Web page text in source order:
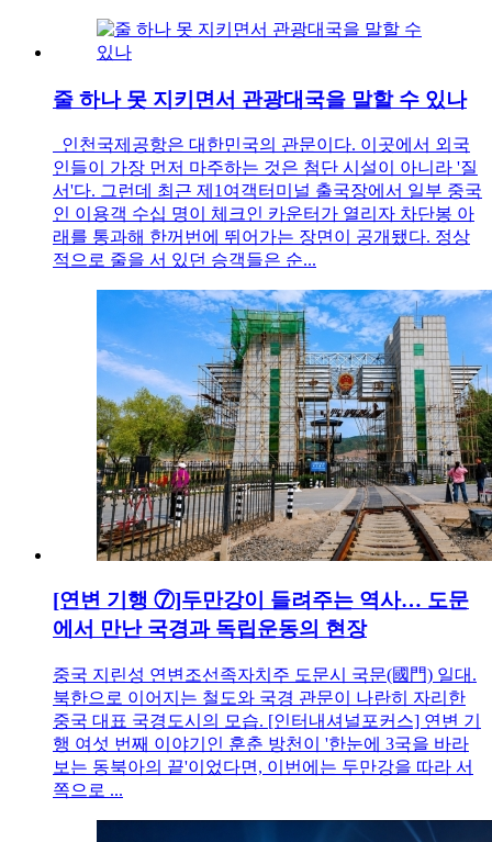
줄 하나 못 지키면서 관광대국을 말할 수 있나
인천국제공항은 대한민국의 관문이다. 이곳에서 외국
인들이 가장 먼저 마주하는 것은 첨단 시설이 아니라 '질
서'다. 그런데 최근 제1여객터미널 출국장에서 일부 중국
인 이용객 수십 명이 체크인 카운터가 열리자 차단봉 아
래를 통과해 한꺼번에 뛰어가는 장면이 공개됐다. 정상
적으로 줄을 서 있던 승객들은 순...
[연변 기행 ⑦]두만강이 들려주는 역사… 도문
에서 만난 국경과 독립운동의 현장
중국 지린성 연변조선족자치주 도문시 국문(國門) 일대.
북한으로 이어지는 철도와 국경 관문이 나란히 자리한
중국 대표 국경도시의 모습. [인터내셔널포커스] 연변 기
행 여섯 번째 이야기인 훈춘 방천이 '한눈에 3국을 바라
보는 동북아의 끝'이었다면, 이번에는 두만강을 따라 서
쪽으로 ...